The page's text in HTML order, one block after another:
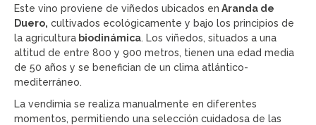
Este vino proviene de viñedos ubicados en Aranda de
Duero, cultivados ecológicamente y bajo los principios de
la agricultura biodinámica. Los viñedos, situados a una
altitud de entre 800 y 900 metros, tienen una edad media
de 50 años y se benefician de un clima atlántico-
mediterráneo.
La vendimia se realiza manualmente en diferentes
momentos, permitiendo una selección cuidadosa de las